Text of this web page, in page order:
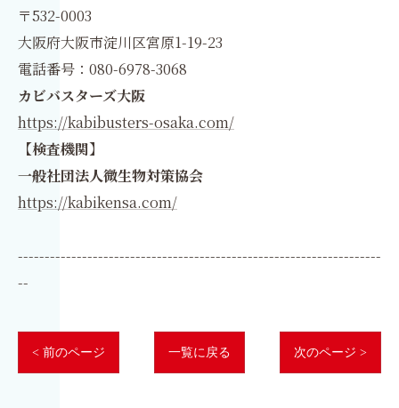
〒532-0003
大阪府大阪市淀川区宮原1-19-23
電話番号：080-6978-3068
カビバスターズ大阪
https://kabibusters-osaka.com/
【検査機関】
一般社団法人微生物対策協会
https://kabikensa.com/
--------------------------------------------------------------------
--
< 前のページ 一覧に戻る 次のページ >